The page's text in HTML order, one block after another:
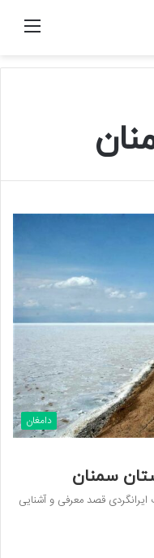
منو
دامغان
سمنان
قصد معرفی و آشنایی